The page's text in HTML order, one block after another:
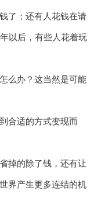
了；还有人花钱在请
以后，有些人花着玩
么办？这当然是可能
合适的方式变现而
掉的除了钱，还有让
界产生更多连结的机